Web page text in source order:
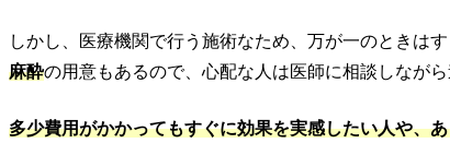
しかし、医療機関で行う施術なため、万が一のときは
麻酔の用意もあるので、心配な人は医師に相談しながら
多少費用がかかってもすぐに効果を実感したい人や、